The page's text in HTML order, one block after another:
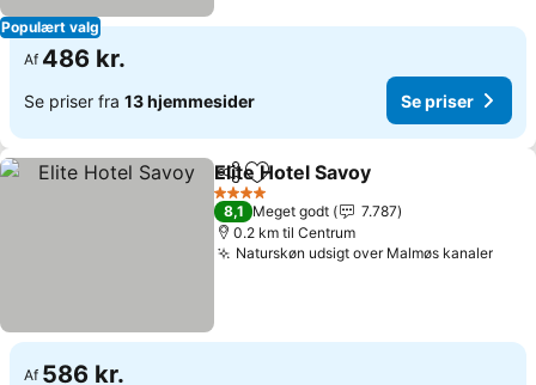
Populært valg
Af 486 kr.
Se priser fra 13 hjemmesider Se priser
Del Føj til favoritter
Elite Hotel Savoy
4 Stjerner
8,1 Meget godt
7.787
0.2 km til Centrum
Naturskøn udsigt over Malmøs kanalerSe
Af 586 kr.